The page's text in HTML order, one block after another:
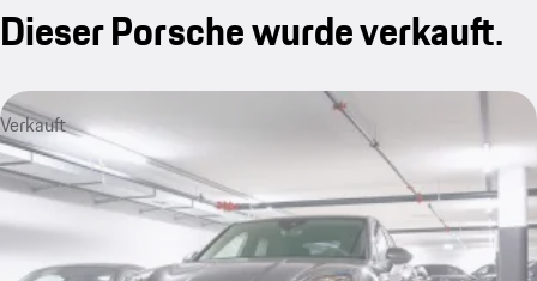
Dieser Porsche wurde verkauft.
Verkauft